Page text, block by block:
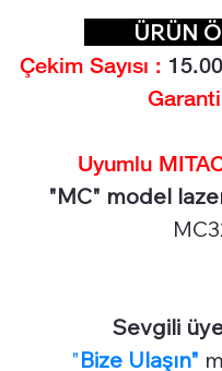
ÜRÜN
Çekim Sayısı : 15.0
Uyumlu
"MC" model
Sevgili
"Bize Ulaşın"